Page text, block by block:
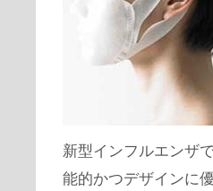
新型インフルエンザ
能的かつデザインに